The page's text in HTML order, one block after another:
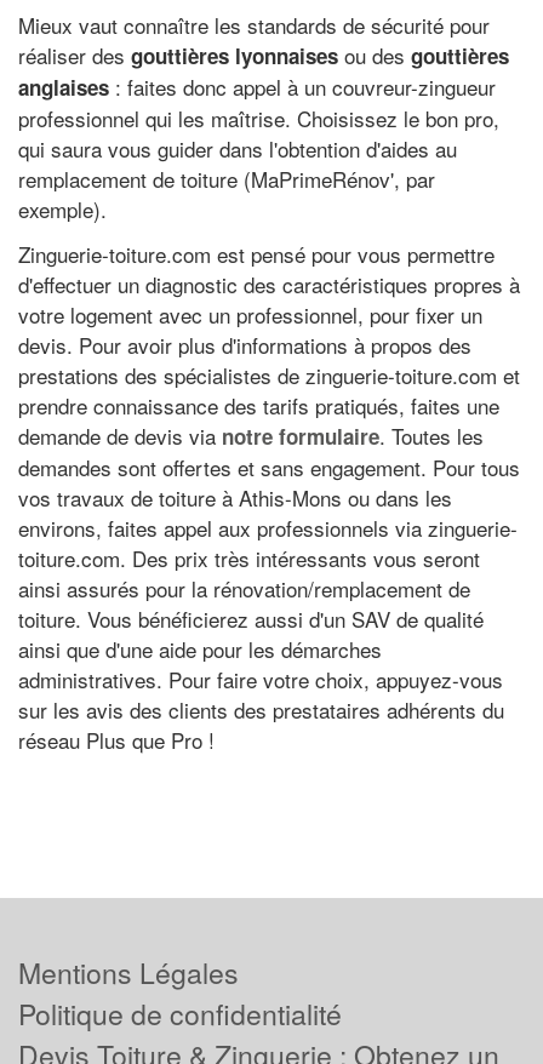
Mieux vaut connaître les standards de sécurité pour
réaliser des gouttières lyonnaises ou des gouttières
anglaises : faites donc appel à un couvreur-zingueur
professionnel qui les maîtrise. Choisissez le bon pro,
qui saura vous guider dans l'obtention d'aides au
remplacement de toiture (MaPrimeRénov', par
exemple).
Zinguerie-toiture.com est pensé pour vous permettre
d'effectuer un diagnostic des caractéristiques propres à
votre logement avec un professionnel, pour fixer un
devis. Pour avoir plus d'informations à propos des
prestations des spécialistes de zinguerie-toiture.com et
prendre connaissance des tarifs pratiqués, faites une
demande de devis via notre formulaire. Toutes les
demandes sont offertes et sans engagement. Pour tous
vos travaux de toiture à Athis-Mons ou dans les
environs, faites appel aux professionnels via zinguerie-
toiture.com. Des prix très intéressants vous seront
ainsi assurés pour la rénovation/remplacement de
toiture. Vous bénéficierez aussi d'un SAV de qualité
ainsi que d'une aide pour les démarches
administratives. Pour faire votre choix, appuyez-vous
sur les avis des clients des prestataires adhérents du
réseau Plus que Pro !
Mentions Légales
Politique de confidentialité
Devis Toiture & Zinguerie : Obtenez un